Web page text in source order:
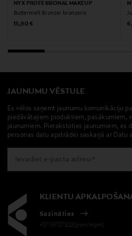
NYX PROFESSIONAL MAKEUP
Buttermelt Bronzer bronzeris
Original Price
15,90 €
JAUNUMU VĒSTULE
Es vēlos saņemt jaunumu komunikāciju
piedāvātajiem produktiem, pasākumiem,
jaunumiem. Pierakstoties jaunumiem, es
personas datu apstrādei saskaņā ar Datu
KLIENTU
Sazināties
+371 67071222(pvm/mpm)